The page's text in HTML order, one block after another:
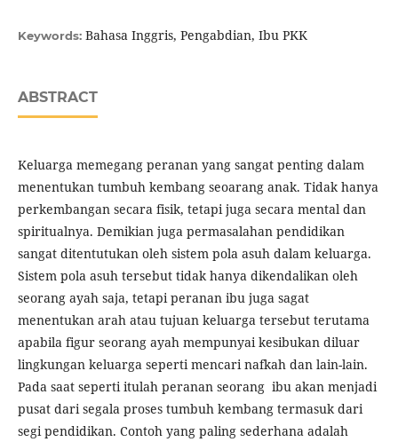
Keywords: Bahasa Inggris, Pengabdian, Ibu PKK
ABSTRACT
Keluarga memegang peranan yang sangat penting dalam
menentukan tumbuh kembang seoarang anak. Tidak hanya
perkembangan secara fisik, tetapi juga secara mental dan
spiritualnya. Demikian juga permasalahan pendidikan
sangat ditentutukan oleh sistem pola asuh dalam keluarga.
Sistem pola asuh tersebut tidak hanya dikendalikan oleh
seorang ayah saja, tetapi peranan ibu juga sagat
menentukan arah atau tujuan keluarga tersebut terutama
apabila figur seorang ayah mempunyai kesibukan diluar
lingkungan keluarga seperti mencari nafkah dan lain-lain.
Pada saat seperti itulah peranan seorang ibu akan menjadi
pusat dari segala proses tumbuh kembang termasuk dari
segi pendidikan. Contoh yang paling sederhana adalah